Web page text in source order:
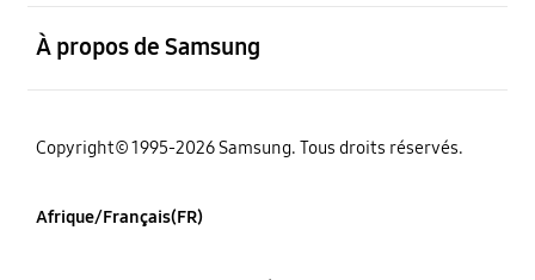
À propos de Samsung
Copyright© 1995-2026 Samsung. Tous droits réservés.
Afrique/Français(FR)